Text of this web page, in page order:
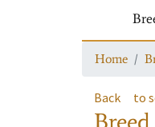
Home
Back to